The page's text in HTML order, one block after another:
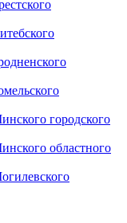
городского
областного